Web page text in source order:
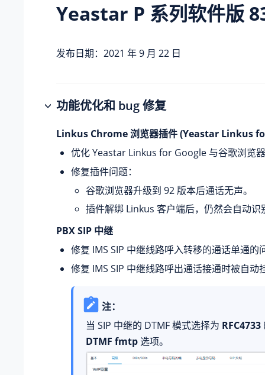
Yeastar P 系列软件版
发布日期：2021 年 9 月 22 日
功能优化和 bug 修复
Linkus Chrome 浏览器插件 (Yeastar Linkus
优化 Yeastar Linkus for Google 与谷歌浏览
修复插件问题：
谷歌浏览器升级到 92 版本后通话无声。
插件解绑 Linkus 客户端后，仍然会自动识
PBX SIP 中继
修复 IMS SIP 中继线路呼入转移的通话单通的
修复 IMS SIP 中继线路呼出通话接通时被自动
注：
当 SIP 中继的 DTMF 模式选择为 RFC4733
DTMF fmtp选项。